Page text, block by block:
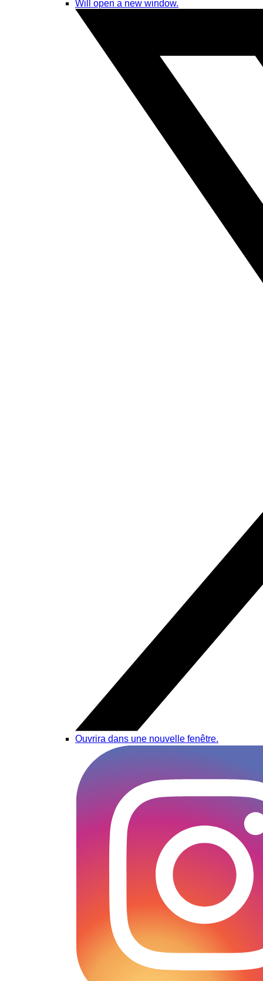
Will open a new window.
Ouvrira dans une nouvelle fenêtre.